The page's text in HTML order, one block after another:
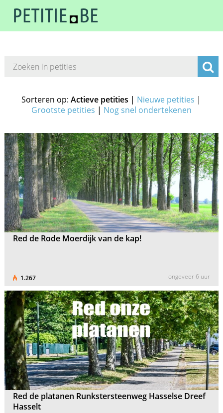
Sorteren op:Actieve petities | Nieuwe petities |
Grootste petities | Nog snel ondertekenen
Red de Rode Moerdijk van de kap!
1.267 ongeveer 6 uur
Red de platanen Runkstersteenweg Hasselse Dreef
Hasselt